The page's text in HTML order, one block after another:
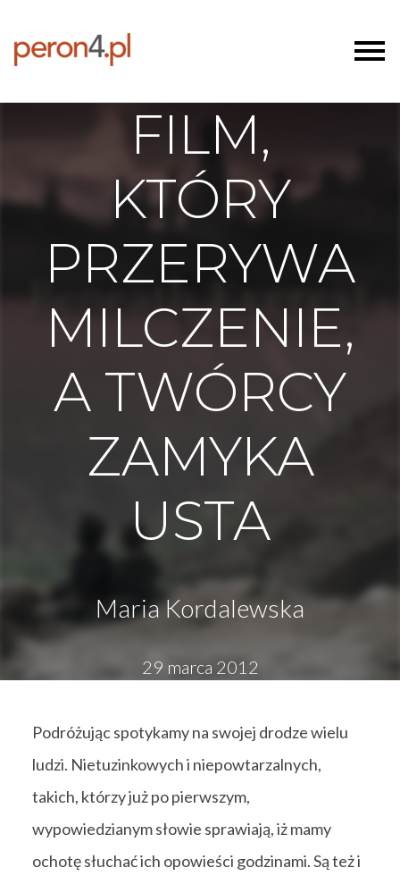
FILM,
KTÓRY
PRZERYWA
MILCZENIE,
A TWÓRCY
ZAMYKA
USTA
Maria Kordalewska
29 marca 2012
Podróżując spotykamy na swojej drodze wielu
ludzi. Nietuzinkowych i niepowtarzalnych,
takich, którzy już po pierwszym,
wypowiedzianym słowie sprawiają, iż mamy
ochotę słuchać ich opowieści godzinami. Są też i